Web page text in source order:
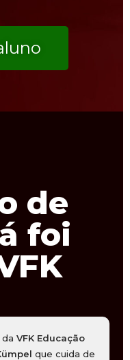
de
foi
VFK Educação
que cuida de